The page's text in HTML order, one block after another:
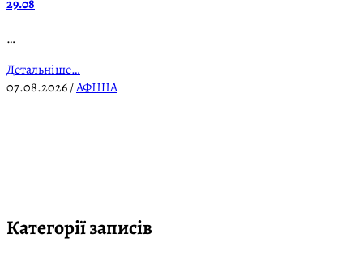
29.08
…
Детальніше…
07.08.2026/АФІША
Категорії записів